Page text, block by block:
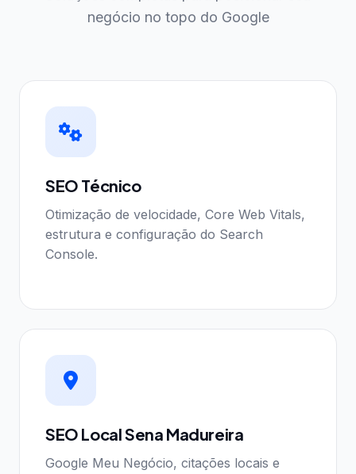
negócio no topo do Google
SEO Técnico
Otimização de velocidade, Core Web Vitals,
estrutura e configuração do Search
Console.
SEO Local Sena Madureira
Google Meu Negócio, citações locais e